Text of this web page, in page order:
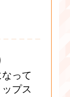
って
プス